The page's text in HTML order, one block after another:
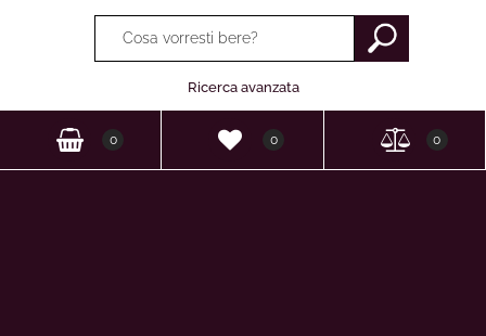
La modifica di un filtro aggiorna automaticamente gli
Ricerca avanzata
0 0 0